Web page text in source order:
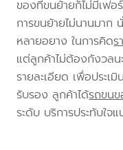
ของที่ขนย้ายก็ไม่มีเฟอ
การขนย้ายไม่นานมาก
หลายอยาง ในการคิดร
แต่ลูกค้าไม่ต้องกังวลน
รายละเอียด เพื่อประเ
รับรอง ลูกค้าได้รถขน
ระดับ บริการประทับใจ